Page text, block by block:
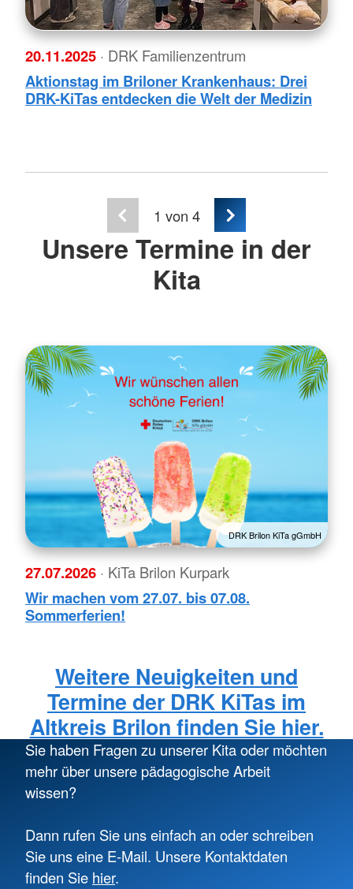
20.11.2025 · DRK Familienzentrum
Aktionstag im Briloner Krankenhaus: Drei
DRK-KiTas entdecken die Welt der Medizin
1 von 4
Unsere Termine in der
Kita
DRK Brilon KiTa gGmbH
27.07.2026 · KiTa Brilon Kurpark
Wir machen vom 27.07. bis 07.08.
Sommerferien!
Weitere Neuigkeiten und
Termine der DRK KiTas im
Altkreis Brilon finden Sie hier.
Sie haben Fragen zu unserer Kita oder möchten
mehr über unsere pädagogische Arbeit
wissen?
Dann rufen Sie uns einfach an oder schreiben
Sie uns eine E-Mail. Unsere Kontaktdaten
finden Sie hier.